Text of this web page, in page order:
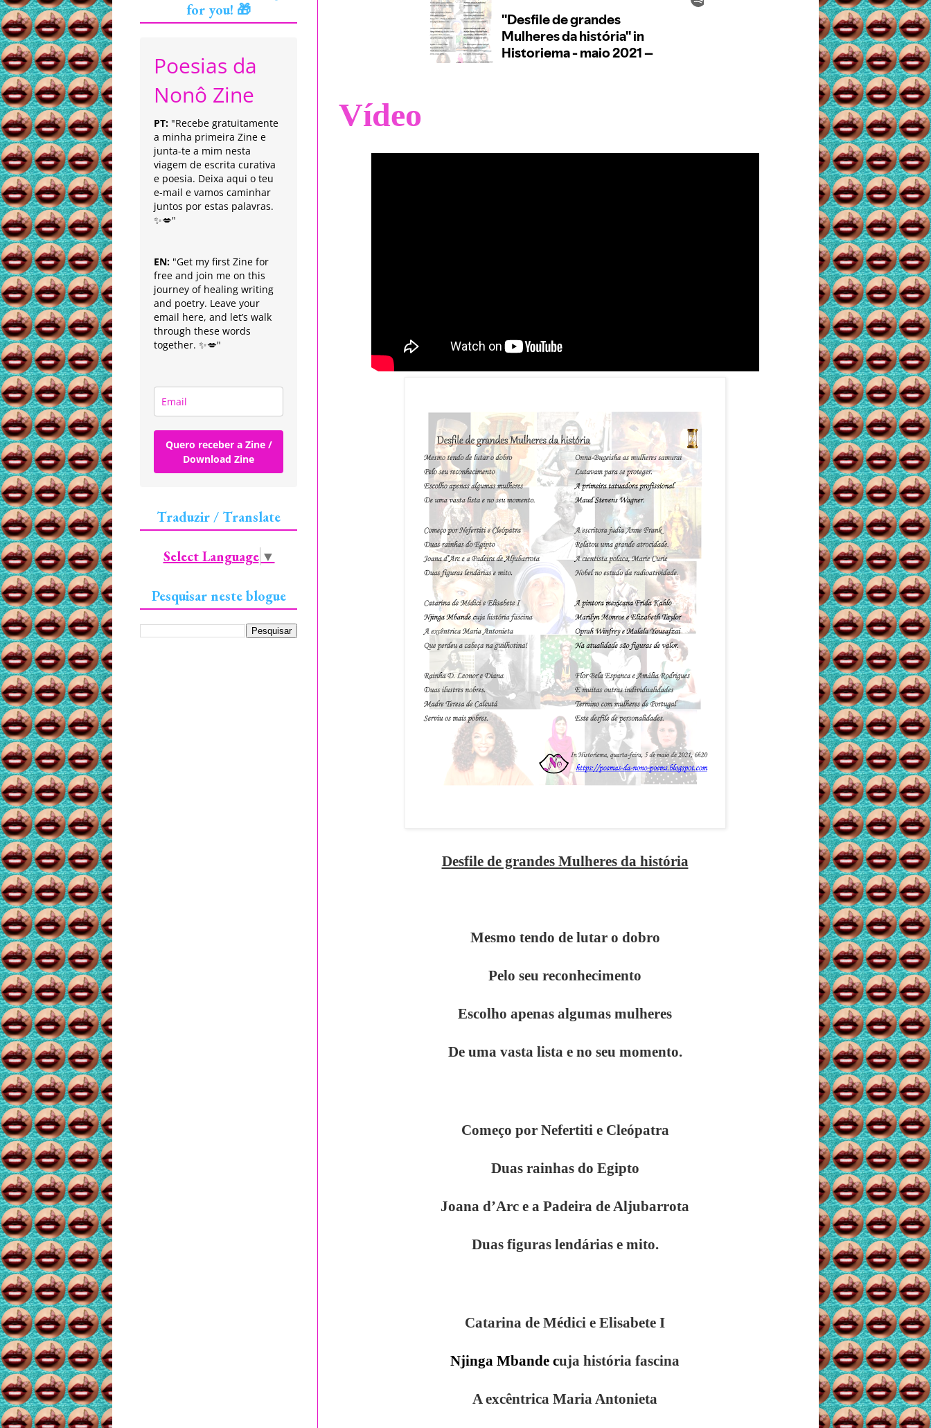
Vídeo
Desfile de grandes Mulheres da história
Mesmo tendo de lutar o dobro
Pelo seu reconhecimento
Escolho apenas algumas mulheres
De uma vasta lista e no seu momento.
Começo por Nefertiti e Cleópatra
Duas rainhas do Egipto
Joana d’Arc e a Padeira de Aljubarrota
Duas figuras lendárias e mito.
Catarina de Médici e Elisabete I
Njinga Mbande cuja história fascina
A excêntrica Maria Antonieta
for you! 🎁
Poesias da
Nonô Zine
PT: "Recebe gratuitamente
a minha primeira Zine e
junta-te a mim nesta
viagem de escrita curativa
e poesia. Deixa aqui o teu
e-mail e vamos caminhar
juntos por estas palavras.
✨💋"
EN: "Get my first Zine for
free and join me on this
journey of healing writing
and poetry. Leave your
email here, and let’s walk
through these words
together. ✨💋"
Quero receber a Zine /
Download Zine
Traduzir / Translate
Select Language ▼
Pesquisar neste blogue